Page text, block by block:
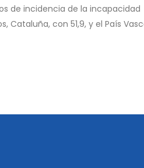
de incidencia de la incapacidad
Cataluña, con 51,9, y el País